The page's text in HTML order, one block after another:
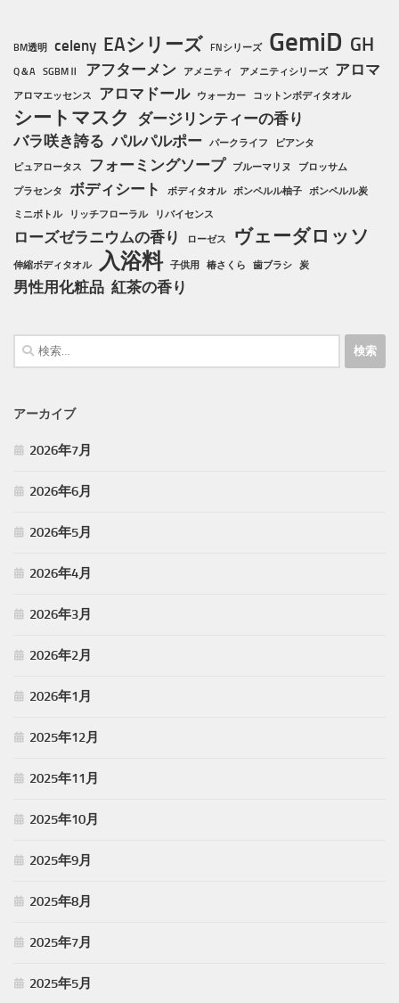
BM透明 celeny EAシリーズ FNシリーズ GemiD GH
Q＆A SGBMⅡ アフターメン アメニティ アメニティシリーズ アロマ
アロマエッセンス アロマドール ウォーカー コットンボディタオル
シートマスク ダージリンティーの香り
バラ咲き誇る パルパルポー パークライフ ピアンタ
ピュアロータス フォーミングソープ ブルーマリヌ ブロッサム
プラセンタ ボディシート ボディタオル ボンペルル柚子
ボンペルル炭
ミニボトル
リッチフローラル リバイセンス
ローズゼラニウムの香り ローゼス ヴェーダロッソ
伸縮ボディタオル 入浴料 子供用 椿さくら 歯ブラシ 炭
男性用化粧品 紅茶の香り
検
索:
アーカイブ
2026年7月
2026年6月
2026年5月
2026年4月
2026年3月
2026年2月
2026年1月
2025年12月
2025年11月
2025年10月
2025年9月
2025年8月
2025年7月
2025年5月